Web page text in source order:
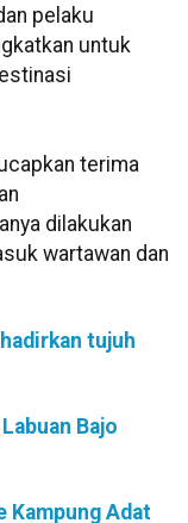
pelaku
untuk
terima
dilakukan
wartawan dan
tujuh
Bajo
Kampung Adat